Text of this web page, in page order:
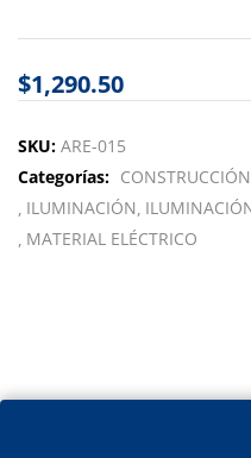
$1,290.50
SKU: ARE-015
Categorías: CONSTRUCCIÓN
ILUMINACIÓN
MATERIAL ELÉCTRICO